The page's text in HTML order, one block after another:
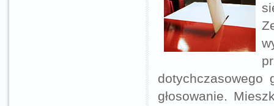
dotychczasowego
głosowanie.